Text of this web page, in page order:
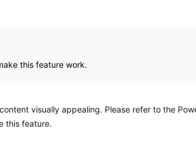
this feature work.
visually appealing. Please refer to the
this feature.